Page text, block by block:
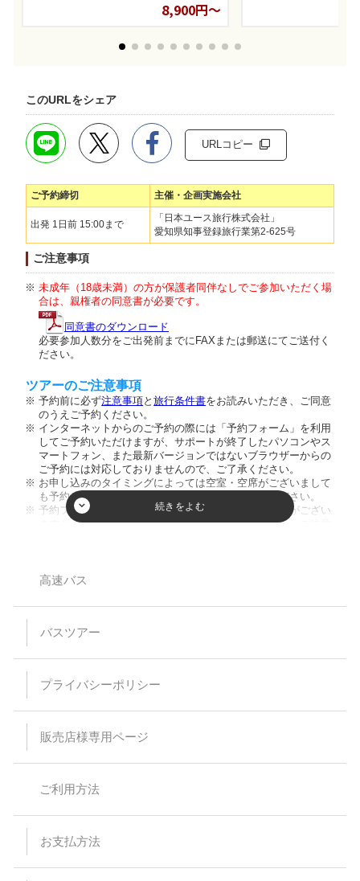
8,900円～
このURLをシェア
URLコピー
ご予約締切 主催・企画実施会社
出発 1日前 15:00まで
「日本ユース旅行株式会社」
愛知県知事登録旅行業第2-625号
ご注意事項
未成年（18歳未満）の方が保護者同伴なしでご参加いただく場
合は、親権者の同意書が必要です。
同意書のダウンロード
必要参加人数分をご出発前までにFAXまたは郵送にてご送付く
ださい。
ツアーのご注意事項
予約前に必ず注意事項と旅行条件書をお読みいただき、ご同意
のうえご予約ください。
インターネットからのご予約の際には「予約フォーム」を利用
してご予約いただけますが、サポートが終了したパソコンやス
マートフォン、また最新バージョンではないブラウザーからの
ご予約には対応しておりませんので、ご了承ください。
お申し込みのタイミングによっては空室・空席がございまして
も予約が成立しない場合がございますのでご了承ください。
予約フォーム内の人数欄に幼児のお客様の人数入力枠がござい
ますが、ご入力頂きましてもご人数に反映致しません。ご注意
す。
【バスプランについて】
います。当日、集合場所にお越しなられても、お断りさせてい
乗車・下車場所は事前予約が必要です。（予約のない乗下車地
乳児（0～1歳）の方はバス乗車中のシートベルト着用が困難な
予約時の集客状況によりご希望の乗下車地をお取りすることが
特に記載のない限り、バス車内にトイレはついておりません。
バスの乗車運賃は予告なく変更になる場合があります。予約受
付後または旅行代金をお支払い頂いた後に運賃が変更された場
ちすることは出来ません。停留所または集合場所に時間までに
お見えにならない場合でもバス乗務員及び受付係員からのご連
高速バス
バスツアー
プライバシーポリシー
販売店様専用ページ
ご利用方法
お支払方法